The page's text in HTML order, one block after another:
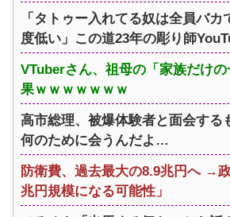
「タトゥー入れてる奴は全員バカ
度低い」この道23年の彫り師
VTuberさん、祖母の「家族だけ
果ｗｗｗｗｗｗｗ
高市総理、被爆体験者と面会す
何のために会うんだよ…
防衛費、過去最大の8.9兆円へ →
兆円規模になる可能性」